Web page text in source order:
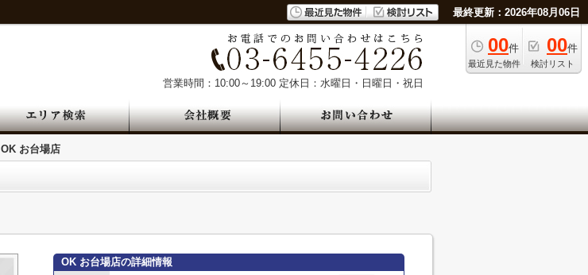
最終更新：2026年08月06日
00件
最近見た物件
00件
検討リスト
営業時間：10:00～19:00 定休日：水曜日・日曜日・祝日
OK お台場店
OK お台場店の詳細情報